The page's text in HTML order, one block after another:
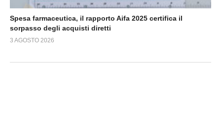
Spesa farmaceutica, il rapporto Aifa 2025 certifica il
sorpasso degli acquisti diretti
3 AGOSTO 2026